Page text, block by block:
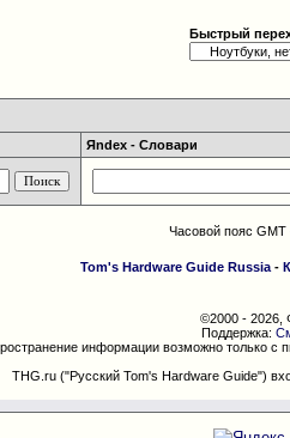
Быстрый
Яndex - Словари
Часовой пояс
Tom's Hardware Guide Russia-
©2000 - 2026,
Поддержка:
информации возможно только с
THG.ru ("Русский Tom's Hardware Guide")